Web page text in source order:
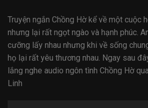
Truyện ngắn Chồng Hờ kể về một cuộc
nhưng lại rất ngọt ngào và hạnh phúc.
cưỡng lấy nhau nhưng khi về sống
họ lại rất yêu thương nhau. Ngay sau
lắng nghe audio ngôn tình Chồng Hờ
Linh